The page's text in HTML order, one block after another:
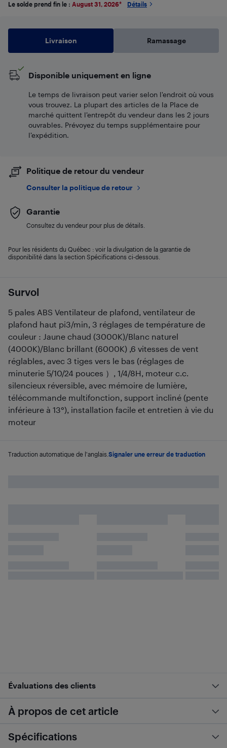
Survol
5 pales ABS Ventilateur de plafond, ventilateur de
plafond haut pi3/min, 3 réglages de température de
couleur : Jaune chaud (3000K)/Blanc naturel
(4000K)/Blanc brillant (6000K) ,6 vitesses de vent
réglables, avec 3 tiges vers le bas (réglages de
minuterie 5/10/24 pouces ）, 1/4/8H, moteur c.c.
silencieux réversible, avec mémoire de lumière,
télécommande multifonction, support incliné (pente
inférieure à 13°), installation facile et entretien à vie du
moteur
Traduction automatique de l'anglais. Signaler une erreur de traduction
Le solde prend fin le : August 31, 2026* Détails
Livraison Ramassage
Disponible uniquement en ligne
Le temps de livraison peut varier selon l'endroit où vous
vous trouvez. La plupart des articles de la Place de
marché quittent l’entrepôt du vendeur dans les 2 jours
ouvrables. Prévoyez du temps supplémentaire pour
l’expédition.
Politique de retour du vendeur
Consulter la politique de retour
Garantie
Consultez du vendeur pour plus de détails.
Pour les résidents du Québec : voir la divulgation de la garantie de
disponibilité dans la section Spécifications ci-dessous.
Évaluations des clients
À propos de cet article
Spécifications